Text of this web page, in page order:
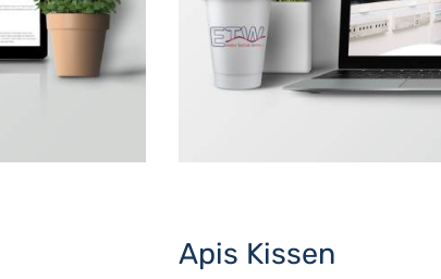
Apis Kissen